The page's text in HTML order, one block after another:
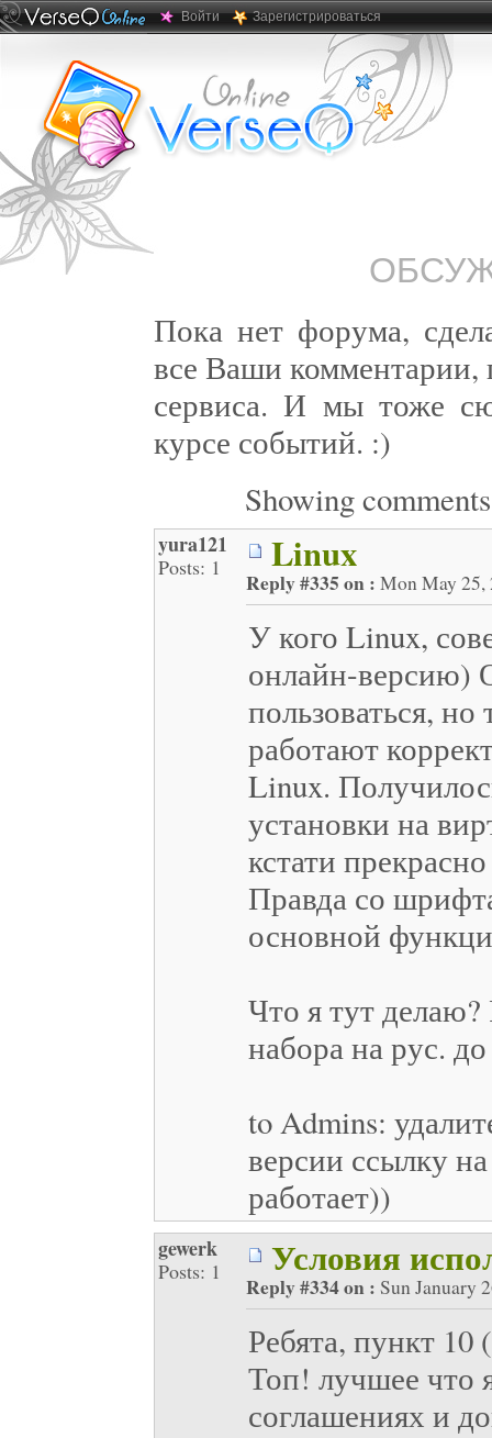
Войти Зарегистрироваться
Пока нет форума,
все Ваши комментарии,
сервиса. И мы тоже
курсе событий. :)
Showing
yura121
Posts: 1 Linux
Reply #335 on : Mon May 25,
У кого Linux,
онлайн-версию)
пользоваться,
работают
Linux.
установки на
кстати
Правда со
основной
Что я тут
набора на рус.
to Admins:
версии ссылку
работает))
gewerk
Posts: 1 Условия
Reply #334 on : Sun January
Ребята, пункт 10
Топ! лучшее что
соглашениях и